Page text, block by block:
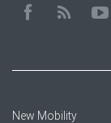
New Mobility